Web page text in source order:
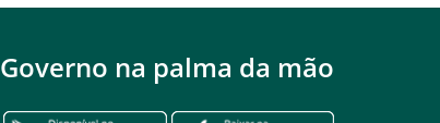
Governo na palma da mão